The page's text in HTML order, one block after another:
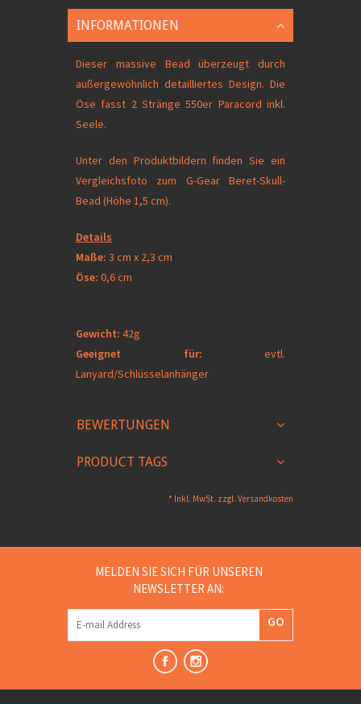
INFORMATIONEN
Dieser massive Bead überzeugt durch
außergewöhnlich detailliertes Design. Die
Öse fasst 2 Stränge 550er Paracord inkl.
Seele.
Unter den Produktbildern finden Sie ein
Vergleichsfoto zum G-Gear Beret-Skull-
Bead (Höhe 1,5 cm).
Details
Maße: 3 cm x 2,3 cm
Öse: 0,6 cm
Gewicht: 42g
Geeignet für: evtl.
Lanyard/Schlüsselanhänger
BEWERTUNGEN
PRODUCT TAGS
* Inkl. MwSt. zzgl. Versandkosten
MELDEN SIE SICH FÜR UNSEREN
NEWSLETTER AN:
GO